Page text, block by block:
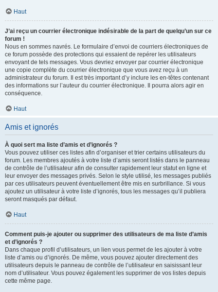
Haut
J’ai reçu un courrier électronique indésirable de la part de quelqu’un sur ce
forum !
Nous en sommes navrés. Le formulaire d’envoi de courriers électroniques de
ce forum possède des protections qui essaient de repérer les utilisateurs
envoyant de tels messages. Vous devriez envoyer par courrier électronique
une copie complète du courrier électronique que vous avez reçu à un
administrateur du forum. Il est très important d’y inclure les en-têtes contenant
des informations sur l’auteur du courrier électronique. Il pourra alors agir en
conséquence.
Haut
Amis et ignorés
À quoi sert ma liste d’amis et d’ignorés ?
Vous pouvez utiliser ces listes afin d’organiser et trier certains utilisateurs du
forum. Les membres ajoutés à votre liste d’amis seront listés dans le panneau
de contrôle de l’utilisateur afin de consulter rapidement leur statut en ligne et
leur envoyer des messages privés. Selon le style utilisé, les messages publiés
par ces utilisateurs peuvent éventuellement être mis en surbrillance. Si vous
ajoutez un utilisateur à votre liste d’ignorés, tous les messages qu’il publiera
seront masqués par défaut.
Haut
Comment puis-je ajouter ou supprimer des utilisateurs de ma liste d’amis
et d’ignorés ?
Dans chaque profil d’utilisateurs, un lien vous permet de les ajouter à votre
liste d’amis ou d’ignorés. De même, vous pouvez ajouter directement des
utilisateurs depuis le panneau de contrôle de l’utilisateur en saisissant leur
nom d’utilisateur. Vous pouvez également les supprimer de vos listes depuis
cette même page.